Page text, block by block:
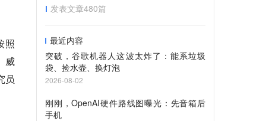
照
威
员
发表文章480篇
最近内容
突破，谷歌机器人这波太炸了：能系垃圾
袋、捡水壶、换灯泡
2026-08-02
刚刚，OpenAI硬件路线图曝光：先音箱后
手机